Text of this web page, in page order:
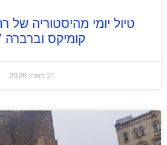
טיול יומי מהיסטוריה של
קומיקס וברברה TLV
21 במרץ 2026